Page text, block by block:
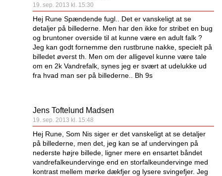
19. sep. 2013 kl. 15:30
Hej Rune Spændende fugl.. Det er vanskeligt at se
detaljer på billederne. Men har den ikke for stribet en bug
og bruntoner overside til at kunne være en adult falk ?
Jeg kan godt fornemme den rustbrune nakke, specielt på
billedet øverst th. Men om der alligevel kunne være tale
om en 2k Vandrefalk, synes jeg er svært at udelukke ud
fra hvad man ser på billederne.. Bh 9s
Jens Toftelund Madsen
19. sep. 2013 kl. 15:48
Hej Rune, Som Nis siger er det vanskeligt at se detaljer
på billederne, men det, jeg kan se af undervingen på
nederste højre billede, ligner mere en ensartet båndet
vandrefalkeundervinge end en storfalkeundervinge med
kontrast mellem mørke dækfjer og lysere svingefjer. Jeg